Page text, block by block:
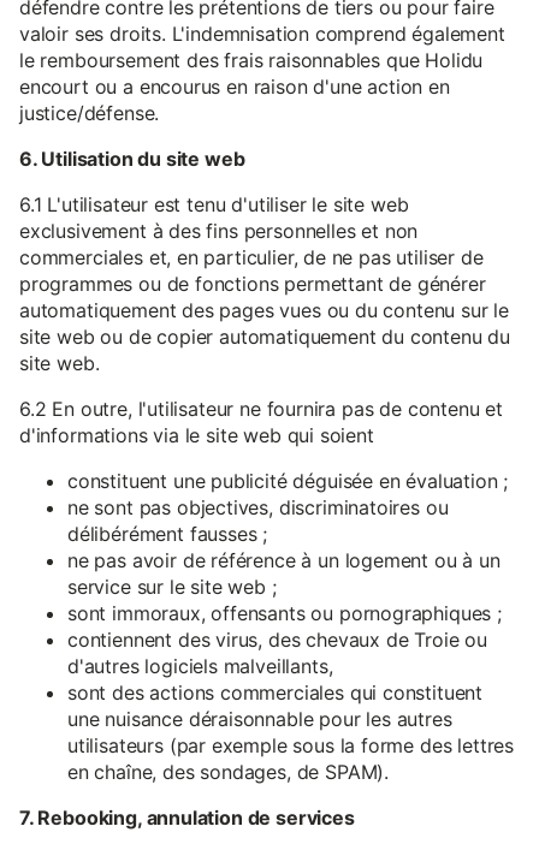
défendre contre les prétentions de tiers ou pour faire
valoir ses droits. L'indemnisation comprend également
le remboursement des frais raisonnables que Holidu
encourt ou a encourus en raison d'une action en
justice/défense.
6. Utilisation du site web
6.1 L'utilisateur est tenu d'utiliser le site web
exclusivement à des fins personnelles et non
commerciales et, en particulier, de ne pas utiliser de
programmes ou de fonctions permettant de générer
automatiquement des pages vues ou du contenu sur le
site web ou de copier automatiquement du contenu du
site web.
6.2 En outre, l'utilisateur ne fournira pas de contenu et
d'informations via le site web qui soient
constituent une publicité déguisée en évaluation ;
ne sont pas objectives, discriminatoires ou
délibérément fausses ;
ne pas avoir de référence à un logement ou à un
service sur le site web ;
sont immoraux, offensants ou pornographiques ;
contiennent des virus, des chevaux de Troie ou
d'autres logiciels malveillants,
sont des actions commerciales qui constituent
une nuisance déraisonnable pour les autres
utilisateurs (par exemple sous la forme des lettres
en chaîne, des sondages, de SPAM).
7. Rebooking, annulation de services